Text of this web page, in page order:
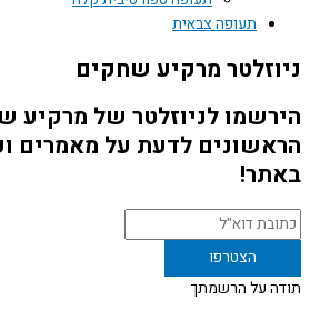
תעופה צבאית
מרקיע שחקים
לניוזלטר של מרקיע
לדעת על מאמרים
על הרשמתך